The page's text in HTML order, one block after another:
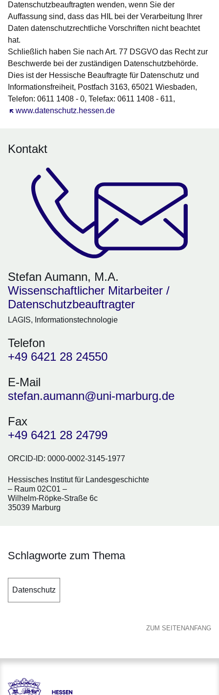
Datenschutzbeauftragten wenden, wenn Sie der
Auffassung sind, dass das HIL bei der Verarbeitung Ihrer
Daten datenschutzrechtliche Vorschriften nicht beachtet
hat.
Schließlich haben Sie nach Art. 77 DSGVO das Recht zur
Beschwerde bei der zuständigen Datenschutzbehörde.
Dies ist der Hessische Beauftragte für Datenschutz und
Informationsfreiheit, Postfach 3163, 65021 Wiesbaden,
Telefon: 0611 1408 - 0, Telefax: 0611 1408 - 611,
www.datenschutz.hessen.de
Öffnet sich in einem neuen Fenster
Kontakt
Stefan Aumann, M.A.
Wissenschaftlicher Mitarbeiter /
Datenschutzbeauftragter
LAGIS, Informationstechnologie
Telefon
+49 6421 28 24550
E-Mail
stefan.aumann@uni-marburg.de
Fax
+49 6421 28 24799
ORCID-ID: 0000-0002-3145-1977
Hessisches Institut für Landesgeschichte
– Raum 02C01 –
Wilhelm-Röpke-Straße 6c
35039 Marburg
Schlagworte zum Thema
Datenschutz
ZUM SEITENANFANG